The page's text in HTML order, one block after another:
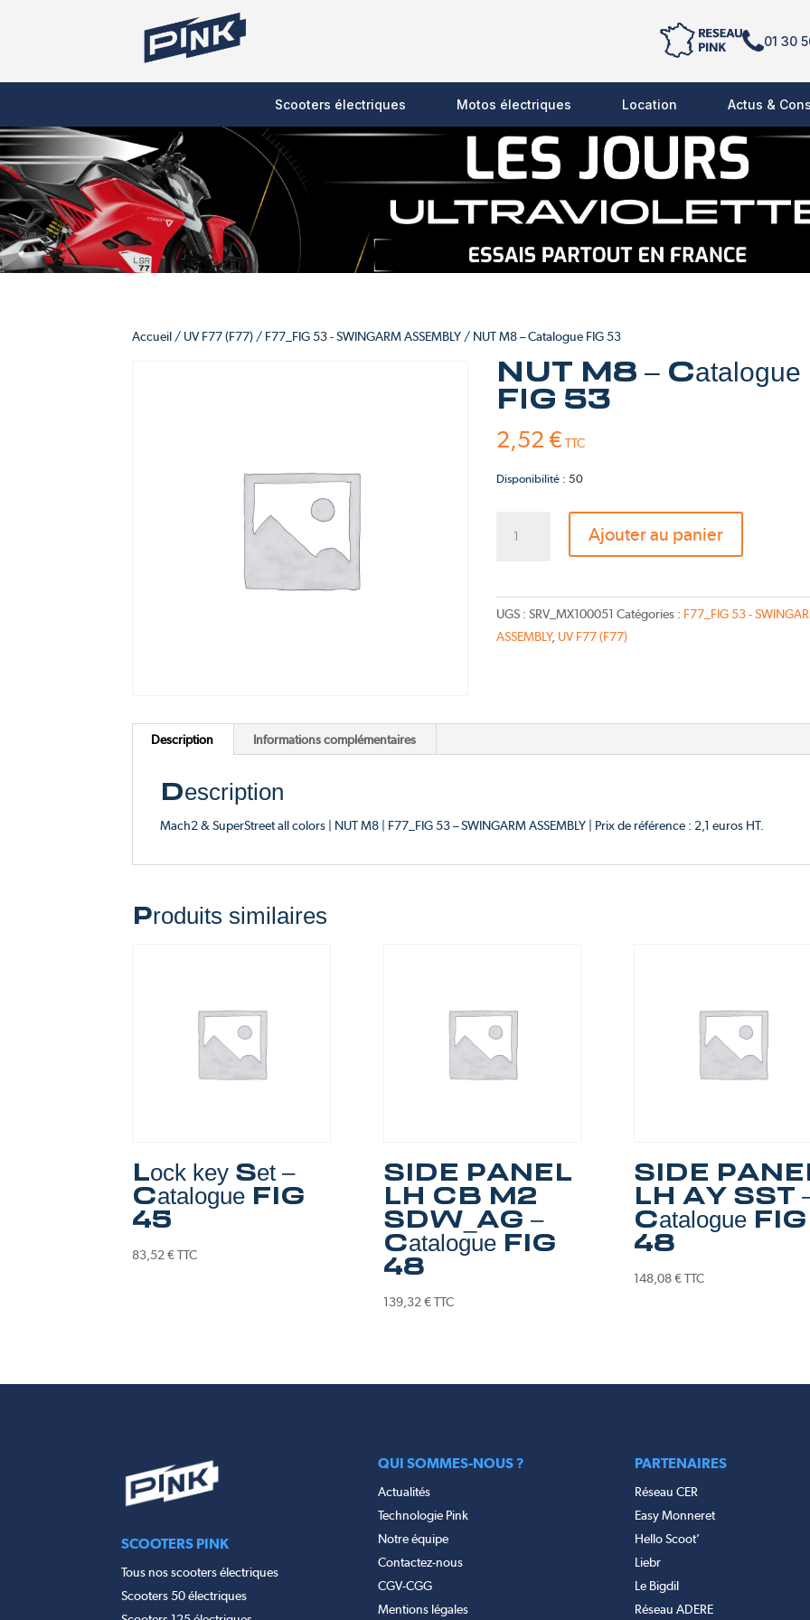
01 30
Scooters électriques Motos électriques Location Actus &
Accueil / UV F77 (F77) / F77_FIG 53 - SWINGARM ASSEMBLY / NUT M8 – Catalogue FIG 53
NUT M8 – Catalogue
FIG 53
2,52 € TTC
Disponibilité : 50
-
Catalogue
Ajouter au panier
UGS : SRV_MX100051 Catégories : F77_FIG 53 -
ASSEMBLY, UV F77 (F77)
Description Informations complémentaires
Description
Mach2 & SuperStreet all colors | NUT M8 | F77_FIG 53 – SWINGARM ASSEMBLY | Prix de référence : 2,1 euros HT.
Produits similaires
Lock key Set –
Catalogue FIG
45
83,52€ TTC
SIDE PANEL
LH CB M2
SDW_AG –
Catalogue FIG
48
139,32 € TTC
SIDE
LH AY SST
Catalogue FIG
48
148,08€TTC
SCOOTERS PINK
Tous nos scooters électriques
Scooters 50 électriques
QUI SOMMES-NOUS ?
Actualités
Technologie Pink
Notre équipe
Contactez-nous
CGV-CGG
Mentions légales
PARTENAIRES
Réseau CER
Easy Monneret
Hello Scoot’
Liebr
Le Bigdil
Réseau ADERE